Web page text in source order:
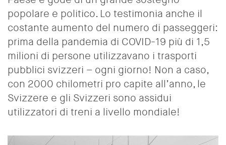
popolare e politico. Lo testimonia anche il
costante aumento del numero di passeggeri:
prima della pandemia di COVID-19 più di 1,5
milioni di persone utilizzavano i trasporti
pubblici svizzeri – ogni giorno! Non a caso,
con 2000 chilometri pro capite all’anno, le
Svizzere e gli Svizzeri sono assidui
utilizzatori di treni a livello mondiale!